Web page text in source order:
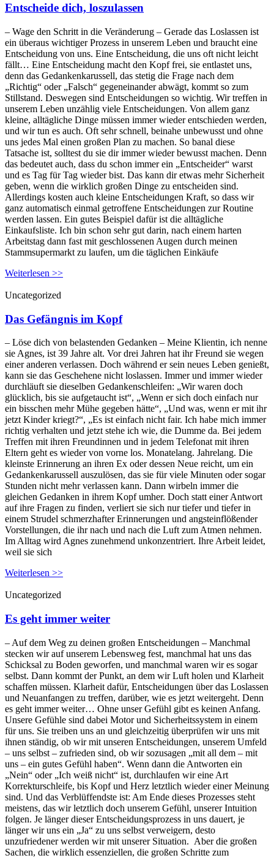
Entscheide dich, loszulassen
– Wage den Schritt in die Veränderung – Gerade das Loslassen ist
ein überaus wichtiger Prozess in unserem Leben und braucht eine
Entscheidung von uns. Eine Entscheidung, die uns oft nicht leicht
fällt… Eine Entscheidung macht den Kopf frei, sie entlastet uns,
denn das Gedankenkarussell, das stetig die Frage nach dem
„Richtig“ oder „Falsch“ gegeneinander abwägt, kommt so zum
Stillstand. Deswegen sind Entscheidungen so wichtig. Wir treffen in
unserem Leben unzählig viele Entscheidungen. Von allem ganz
kleine, alltägliche Dinge müssen immer wieder entschieden werden,
und wir tun es auch. Oft sehr schnell, beinahe unbewusst und ohne
uns jedes Mal einen großen Plan zu machen. So banal diese
Tatsache ist, solltest du sie dir immer wieder bewusst machen. Denn
das bedeutet auch, dass du schon immer ein „Entscheider“ warst
und es Tag für Tag wieder bist. Das kann dir etwas mehr Sicherheit
geben, wenn die wirklich großen Dinge zu entscheiden sind.
Allerdings kosten auch kleine Entscheidungen Kraft, so dass wir
ganz automatisch einmal getroffene Entscheidungen zur Routine
werden lassen. Ein gutes Beispiel dafür ist die alltägliche
Einkaufsliste. Ich bin schon sehr gut darin, nach einem harten
Arbeitstag dann fast mit geschlossenen Augen durch meinen
Stammsupermarkt zu laufen, um die täglichen Einkäufe
Weiterlesen >>
Uncategorized
Das Gefängnis im Kopf
– Löse dich von belastenden Gedanken – Meine Klientin, ich nenne
sie Agnes, ist 39 Jahre alt. Vor drei Jahren hat ihr Freund sie wegen
einer anderen verlassen. Doch während er sein neues Leben genießt,
kann sie das Geschehene nicht loslassen. Immer und immer wieder
durchläuft sie dieselben Gedankenschleifen: „Wir waren doch
glücklich, bis sie aufgetaucht ist“, „Wenn er sich doch einfach nur
ein bisschen mehr Mühe gegeben hätte“, „Und was, wenn er mit ihr
jetzt Kinder kriegt?“, „Es ist einfach nicht fair. Ich habe mich immer
richtig verhalten und jetzt stehe ich wie, die Dumme da. Bei jedem
Treffen mit ihren Freundinnen und in jedem Telefonat mit ihren
Eltern geht es wieder von vorne los. Monatelang. Jahrelang. Die
kleinste Erinnerung an ihren Ex oder dessen Neue reicht, um ein
Gedankenkarussell auszulösen, das sie für viele Minuten oder sogar
Stunden nicht mehr verlassen kann. Dann wirbeln immer die
gleichen Gedanken in ihrem Kopf umher. Doch statt einer Antwort
auf ihre Fragen zu finden, verliert sie sich nur tiefer und tiefer in
einem Strudel schmerzhafter Erinnerungen und angsteinflößender
Vorstellungen, die ihr nach und nach die Luft zum Atmen nehmen.
Im Alltag wird Agnes zunehmend unkonzentriert. Ihre Arbeit leidet,
weil sie sich
Weiterlesen >>
Uncategorized
Es geht immer weiter
– Auf dem Weg zu deinen großen Entscheidungen – Manchmal
stecken wir auf unserem Lebensweg fest, manchmal hat uns das
Schicksal zu Boden geworfen, und manchmal waren wir es sogar
selbst. Dann kommt der Punkt, an dem wir Luft holen und Klarheit
schaffen müssen. Klarheit dafür, Entscheidungen über das Loslassen
und Neuanfangen zu treffen, darüber, wie es jetzt weitergeht. Denn
es geht immer weiter… Ohne unser Gefühl gibt es keinen Anfang.
Unsere Gefühle sind dabei Motor und Sicherheitssystem in einem
für uns. Sie treiben uns an und gleichzeitig überprüfen wir uns mit
ihnen ständig, ob wir mit unseren Entscheidungen, unserem Umfeld
– uns selbst – zufrieden sind, ob wir sozusagen „mit all dem – mit
uns – ein gutes Gefühl haben“. Wenn dann die Antworten ein
„Nein“ oder „Ich weiß nicht“ ist, durchlaufen wir eine Art
Korrekturschleife, bis Kopf und Herz letztlich wieder einer Meinung
sind. Und das Verblüffendste ist: Am Ende dieses Prozesses steht
meistens, das wir letztlich doch unserem Gefühl, unserer Intuition
folgen. Je länger dieser Entscheidungsprozess in uns dauert, je
länger wir uns ein „Ja“ zu uns selbst verweigern, desto
unzufriedener werden wir mit unserer Situation. Aber die großen
Sachen, die wirklich essenziellen, die großen Schritte zum